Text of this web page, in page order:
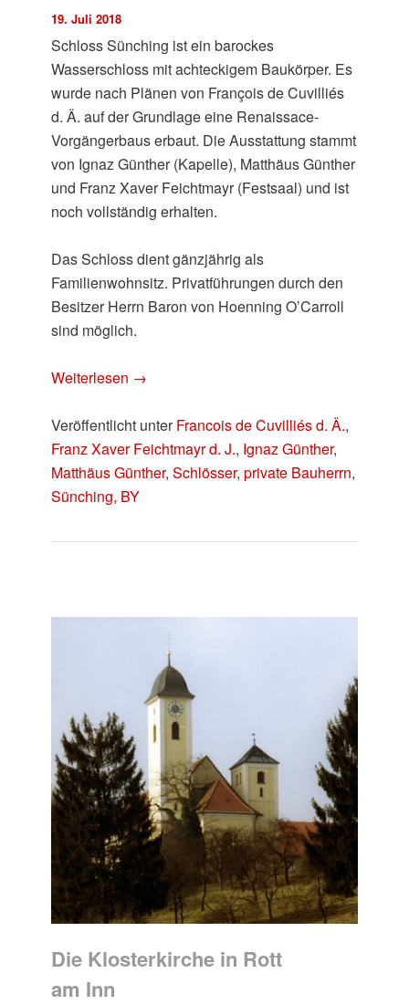
19. Juli 2018
Schloss Sünching ist ein barockes
Wasserschloss mit achteckigem Baukörper. Es
wurde nach Plänen von François de Cuvilliés
d. Ä. auf der Grundlage eine Renaissace-
Vorgängerbaus erbaut. Die Ausstattung stammt
von Ignaz Günther (Kapelle), Matthäus Günther
und Franz Xaver Feichtmayr (Festsaal) und ist
noch vollständig erhalten.
Das Schloss dient gänzjährig als
Familienwohnsitz. Privatführungen durch den
Besitzer Herrn Baron von Hoenning O’Carroll
sind möglich.
Weiterlesen →
Veröffentlicht unter Francois de Cuvilliés d. Ä.,
Franz Xaver Feichtmayr d. J., Ignaz Günther,
Matthäus Günther,Schlösser,private Bauherrn,
Sünching, BY
Die Klosterkirche in Rott
am Inn